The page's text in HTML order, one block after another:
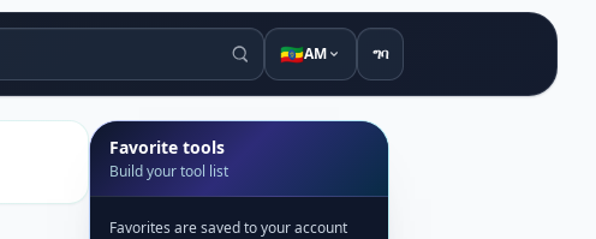
🇪🇹AM ግባ
Favorite tools
Build your tool list
Favorites are saved to your account